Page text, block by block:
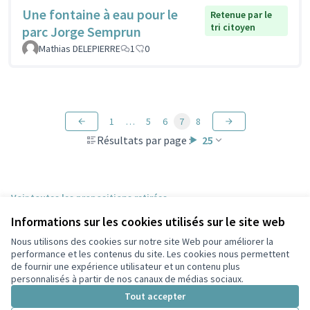
Informations sur les cookies utilisés sur le site web
Nous utilisons des cookies sur notre site Web pour améliorer la
performance et les contenus du site. Les cookies nous permettent
de fournir une expérience utilisateur et un contenu plus
personnalisés à partir de nos canaux de médias sociaux.
Tout accepter
Une fontaine à eau pour le
parc Jorge Semprun
Retenue par le
tri citoyen
Mathias DELEPIERRE
1 0
Résultats par page : 25
1 … 5 6 7 8
Voir toutes les propositions retirées
Conditions d'utilisation
Paramètres des cookies
Participez Villeurbanne sur X
(Lien externe)
Participez Villeurbanne sur Facebook
Participez Villeurbanne sur Instagram
Participez Villeurbanne sur YouTube
(Lien externe)